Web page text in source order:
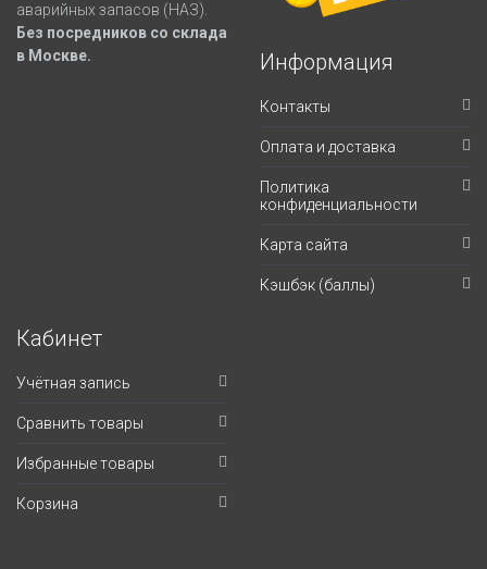
аварийных запасов (НАЗ).
Без посредников со склада
в Москве.
Информация
Контакты
Оплата и доставка
Политика
конфиденциальности
Карта сайта
Кэшбэк (баллы)
Кабинет
Учётная запись
Сравнить товары
Избранные товары
Корзина